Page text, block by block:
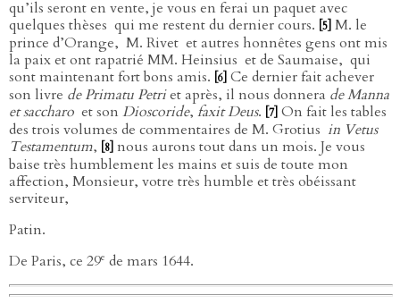
qu’ils seront en vente, je vous en ferai un paquet avec
quelques thèses qui me restent du dernier cours. [5] M. le
prince d’Orange, M. Rivet et autres honnêtes gens ont mis
la paix et ont rapatrié MM. Heinsius et de Saumaise, qui
sont maintenant fort bons amis. [6] Ce dernier fait achever
son livre de Primatu Petriet après, il nous donnera de Manna
et saccharo et son Dioscoride, faxit Deus. [7] On fait les tables
des trois volumes de commentaires de M. Grotius in Vetus
Testamentum, [8] nous aurons tout dans un mois. Je vous
baise très humblement les mains et suis de toute mon
affection, Monsieur, votre très humble et très obéissant
serviteur,
Patin.
De Paris, ce 29e de mars 1644.